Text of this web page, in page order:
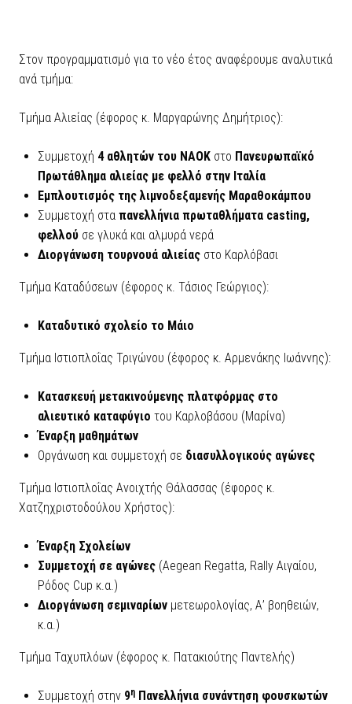
Στον προγραμματισμό για το νέο έτος αναφέρουμε αναλυτικά
ανά τμήμα:
Τμήμα Αλιείας (έφορος κ. Μαργαρώνης Δημήτριος):
Συμμετοχή 4 αθλητών του ΝΑΟΚ στο Πανευρωπαϊκό
Πρωτάθλημα αλιείας με φελλό στην Ιταλία
Εμπλουτισμός της λιμνοδεξαμενής Μαραθοκάμπου
Συμμετοχή στα πανελλήνια πρωταθλήματα casting,
φελλού σε γλυκά και αλμυρά νερά
Διοργάνωση τουρνουά αλιείας στο Καρλόβασι
Τμήμα Καταδύσεων (έφορος κ. Τάσιος Γεώργιος):
Καταδυτικό σχολείο το Μάιο
Τμήμα Ιστιοπλοΐας Τριγώνου (έφορος κ. Αρμενάκης Ιωάννης):
Κατασκευή μετακινούμενης πλατφόρμας στο
αλιευτικό καταφύγιο του Καρλοβάσου (Μαρίνα)
Έναρξη μαθημάτων
Οργάνωση και συμμετοχή σε διασυλλογικούς αγώνες
Τμήμα Ιστιοπλοΐας Ανοιχτής Θάλασσας (έφορος κ.
Χατζηχριστοδούλου Χρήστος):
Έναρξη Σχολείων
Συμμετοχή σε αγώνες (Aegean Regatta, Rally Αιγαίου,
Ρόδος Cup κ.α.)
Διοργάνωση σεμιναρίων μετεωρολογίας, Α’ βοηθειών,
κ.α.)
Τμήμα Ταχυπλόων (έφορος κ. Πατακιούτης Παντελής)
Συμμετοχή στην 9η Πανελλήνια συνάντηση φουσκωτών